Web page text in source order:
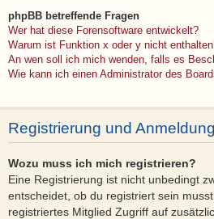
phpBB betreffende Fragen
Wer hat diese Forensoftware entwickelt?
Warum ist Funktion x oder y nicht
An wen soll ich mich wenden, falls es
Wie kann ich einen Administrator des
Registrierung und Anmeldung
Wozu muss ich mich registrieren?
Eine Registrierung ist nicht unbedingt
entscheidet, ob du registriert sein
registriertes Mitglied Zugriff auf